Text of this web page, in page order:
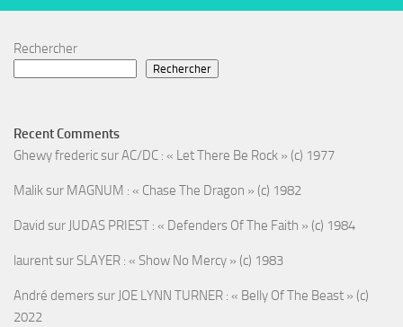
Rechercher
Rechercher
Recent Comments
Ghewy fredericsurAC/DC : « Let There Be Rock » (c) 1977
Maliksur MAGNUM : « Chase The Dragon » (c) 1982
David sur JUDAS PRIEST : « Defenders Of The Faith » (c) 1984
laurentsur SLAYER : « Show No Mercy » (c) 1983
André demerssur JOE LYNN TURNER : « Belly Of The Beast » (c)
2022